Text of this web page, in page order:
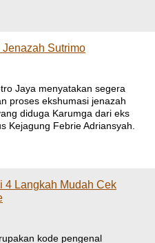
Sutrimo
Jaya menyatakan segera
proses ekshumasi jenazah
diduga Karumga dari eks
Kejagung Febrie Adriansyah.
4 Langkah Mudah Cek
kode pengenal